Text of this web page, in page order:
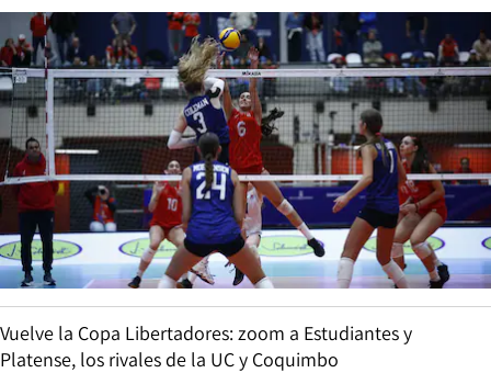
Vuelve la Copa Libertadores: zoom a Estudiantes y
Platense, los rivales de la UC y Coquimbo